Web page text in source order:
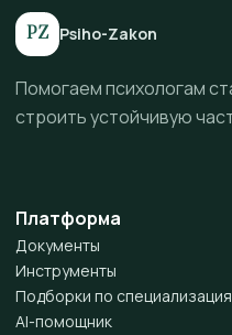
PZ Psiho-Zakon
Помогаем психологам
строить устойчивую
Платформа
Документы
Инструменты
Подборки по
AI-помощник